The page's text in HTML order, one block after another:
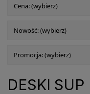
Cena: (wybierz)
Nowość: (wybierz)
Promocja: (wybierz)
DESKI SUP